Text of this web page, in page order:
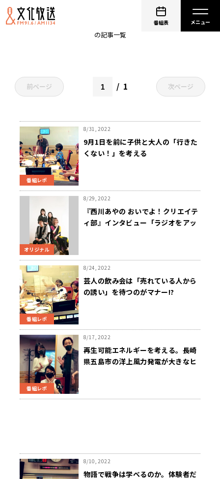
番組表
の記事一覧
前ページ 1 次ページ
番組レポ
8/31, 2022
9月1日を前に子供と大人の「行きた
くない！」を考える
オリジナル
8/29, 2022
『西川あやの おいでよ！クリエイテ
ィ部』インタビュー「ラジオをアッ
番組レポ
8/24, 2022
芸人の飲み会は「売れている人から
の誘い」を待つのがマナー!?
番組レポ
8/17, 2022
再生可能エネルギーを考える。長崎
県五島市の洋上風力発電が大きなヒ
8/10, 2022
物語で戦争は学べるのか。体験者だ